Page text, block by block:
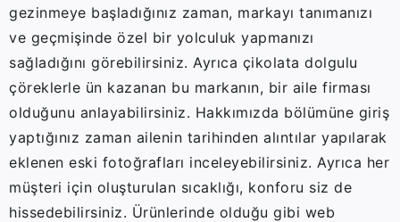
gezinmeye başladığınız zaman, markayı tanımanızı
ve geçmişinde özel bir yolculuk yapmanızı
sağladığını görebilirsiniz. Ayrıca çikolata dolgulu
çöreklerle ün kazanan bu markanın, bir aile firması
olduğunu anlayabilirsiniz. Hakkımızda bölümüne giriş
yaptığınız zaman ailenin tarihinden alıntılar yapılarak
eklenen eski fotoğrafları inceleyebilirsiniz. Ayrıca her
müşteri için oluşturulan sıcaklığı, konforu siz de
hissedebilirsiniz. Ürünlerinde olduğu gibi web